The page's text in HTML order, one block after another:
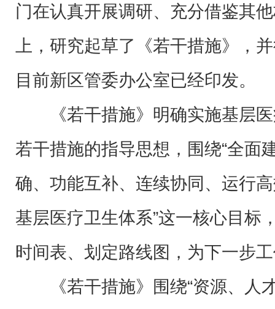
门在认真开展调研、充分借鉴其
上，研究起草了《若干措施》，
目前新区管委办公室已经印发。
《若干措施》明确实施基层
若干措施的指导思想，围绕“全面
确、功能互补、连续协同、运行
基层医疗卫生体系”这一核心目标
时间表、划定路线图，为下一步
《若干措施》围绕“资源、人